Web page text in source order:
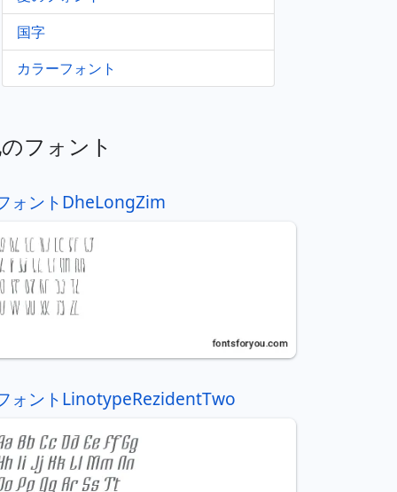
国字
カラーフォント
フォント
ォントDheLongZim
ォントLinotypeRezidentTwo